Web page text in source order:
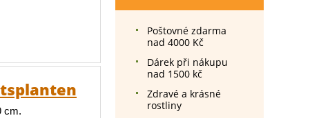
cm.
Poštovné zdarma
nad 4000 Kč
Dárek při nákupu
nad 1500 kč
Zdravé a krásné
rostliny